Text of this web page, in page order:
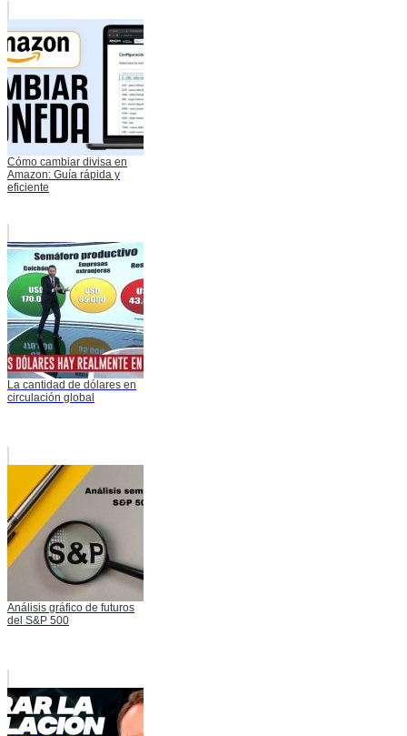
Cómo cambiar divisa en
Amazon: Guía rápida y
eficiente
La cantidad de dólares en
circulación global
Análisis gráfico de futuros
del S&P 500